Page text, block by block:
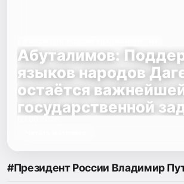
Абуталимов:
языков народов
остаётся
государственной
#Президент России Владимир